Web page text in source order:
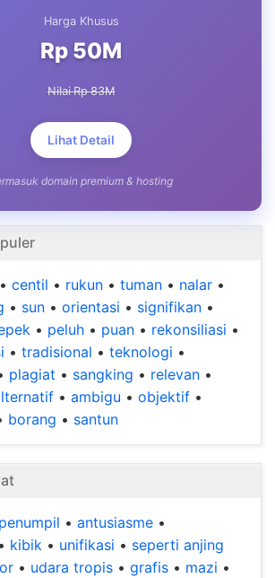
Harga Khusus
Rp 50M
Nilai Rp 83M
Lihat Detail
domain premium & hosting
• centil • rukun • tuman • nalar •
• sun • orientasi • signifikan •
• peluh • puan • rekonsiliasi •
• tradisional • teknologi •
plagiat • sangking • relevan •
• ambigu • objektif •
borang • santun
penumpil • antusiasme •
• kibik • unifikasi • seperti anjing
• udara tropis • grafis • mazi •